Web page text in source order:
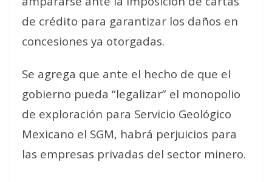
de crédito para garantizar los daños en
concesiones ya otorgadas.
Se agrega que ante el hecho de que el
gobierno pueda “legalizar” el monopolio
de exploración para Servicio Geológico
Mexicano el SGM, habrá perjuicios para
las empresas privadas del sector minero.